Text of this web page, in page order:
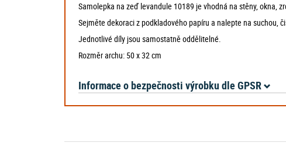
Samolepka na zeď levandule 10189 je vhodná na stěny, okna,
Sejměte dekoraci z podkladového papíru a nalepte na suchou,
Jednotlivé díly jsou samostatně oddělitelné.
Rozměr archu: 50 x 32 cm
Informace o bezpečnosti výrobku dle GPSR